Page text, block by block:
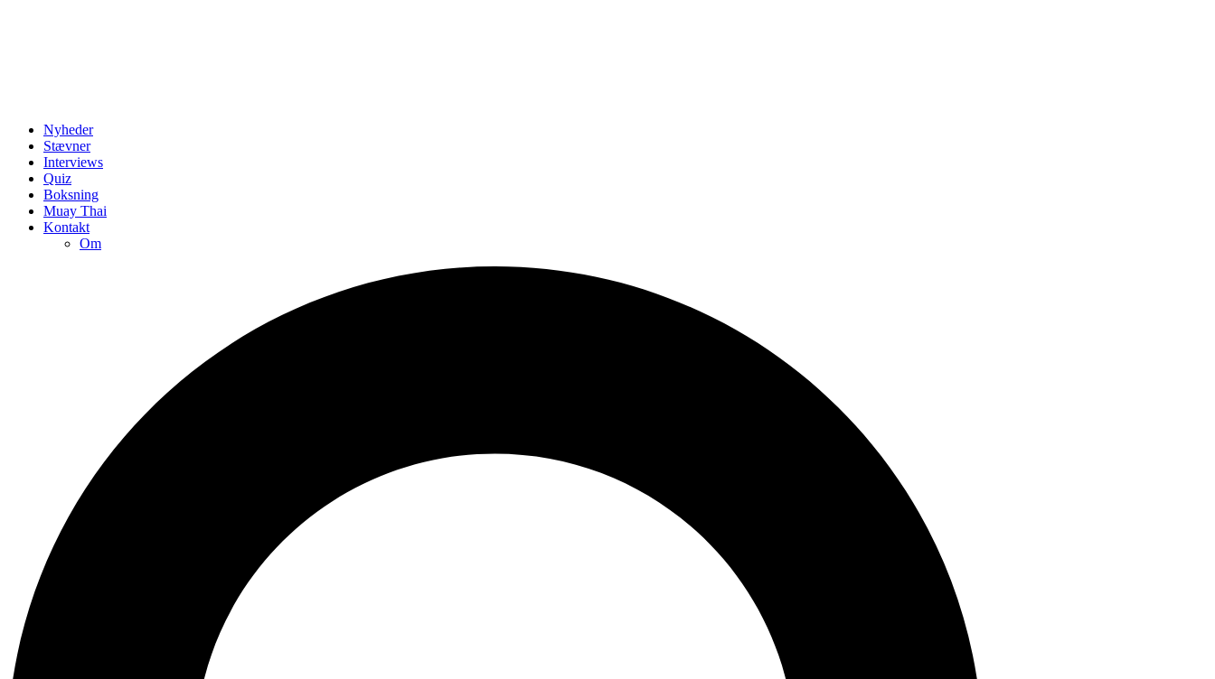
Nyheder
Stævner
Interviews
Quiz
Boksning
Muay Thai
Kontakt
Om